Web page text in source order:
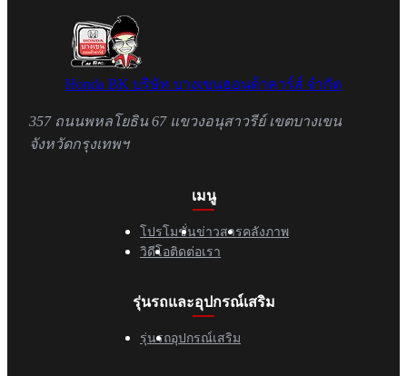
Honda BK บริษัท บางเขนฮอนด้าคาร์ส์ จำกัด
357 ถนนพหลโยธิน 67 แขวงอนุสาวรีย์ เขตบางเขน
จังหวัดกรุงเทพฯ
เมนู
โปรโมชั่นข่าวสารคลังภาพ
วิดีโอติดต่อเรา
รุ่นรถและอุปกรณ์เสริม
รุ่นรถอุปกรณ์เสริม